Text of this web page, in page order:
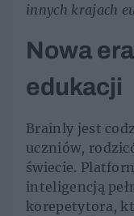
innych krajach
Nowa
edukacji
Brainly jest
uczniów,
świecie.
inteligencją
korepetytora,